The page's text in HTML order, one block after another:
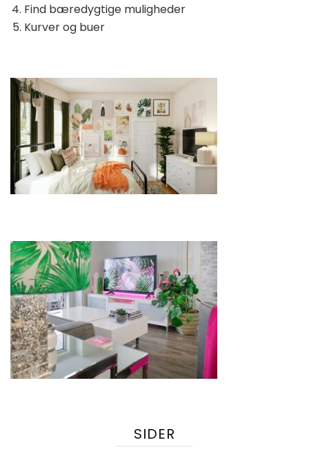
Find bæredygtige muligheder
Kurver og buer
SIDER